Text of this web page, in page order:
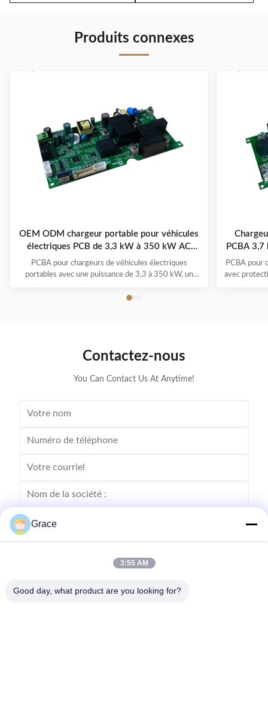
Produits connexes
OEM ODM chargeur portable pour véhicules
électriques PCB de 3,3 kW à 350 kW AC
220V/380V
PCBA pour chargeurs de véhicules électriques
portables avec une puissance de 3,3 à 350 kW, un
multi-protection et une garantie de 1 à 3 ans. Prend
PCBA
PCBA pour
avec
Contactez-nous
You Can Contact Us At Anytime!
Envoyez
Grace
3:55 AM
Good day, what product are you looking for?